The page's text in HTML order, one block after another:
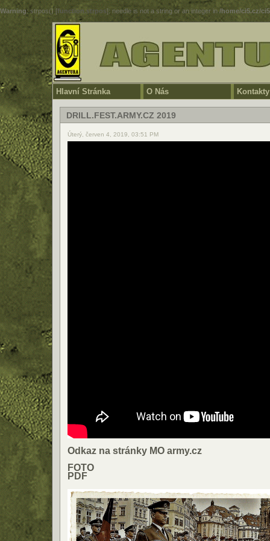
Warning: strpos() [function.strpos]: needle is not a string or an integer in/home/ci5.cz/
Hlavní Stránka O Nás Kontakty
DRILL.FEST.ARMY.CZ 2019
Úterý, červen 4, 2019, 03:51 PM
Odkaz na stránky MO army.cz
FOTO
PDF